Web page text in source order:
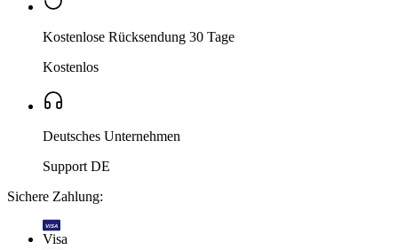
Kostenlose Rücksendung 30 Tage
Kostenlos
Deutsches Unternehmen
Support DE
Sichere Zahlung:
VISA
Visa